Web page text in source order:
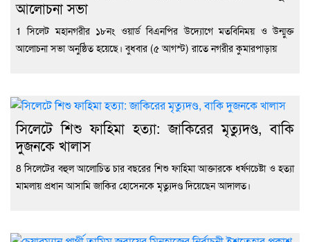
আলোচনা সভা
1 সিলেট মহানগরীর ১৮নং ওয়ার্ড বিএনপির উদ্যোগে মতবিনিময় ও উন্মুক্ত
আলোচনা সভা অনুষ্ঠিত হয়েছে। বুধবার (৫ আগস্ট) রাতে নগরীর কুমারপাড়ায়
সিলেটে শিশু ফাহিমা হত্যা: জাকিরের মৃত্যুদণ্ড, বাকি
দুজনকে খালাস
8 সিলেটের বহুল আলোচিত চার বছরের শিশু ফাহিমা আক্তারকে ধর্ষণচেষ্টা ও হত্যা
মামলায় প্রধান আসামি জাকির হোসেনকে মৃত্যুদণ্ড দিয়েছেন আদালত।